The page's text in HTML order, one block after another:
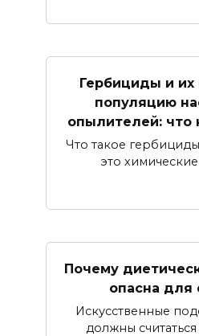
Гербициды и их
популяцию
опылителей: что
Что такое
это
Почему
опасна для
Искусственные
должны